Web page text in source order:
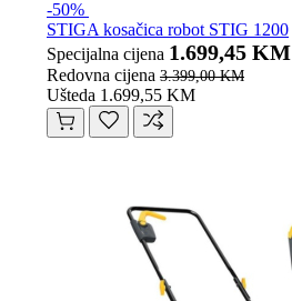
-50%
STIGA kosačica robot STIG 1200
Specijalna cijena 1.699,45 KM
Redovna cijena 3.399,00 KM
Ušteda 1.699,55 KM